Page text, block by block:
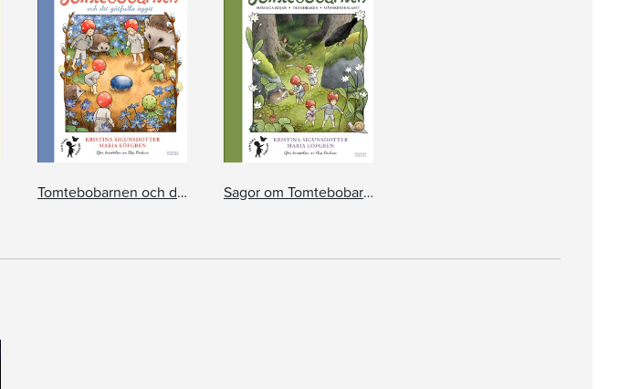
Tomtebobarnen och det gåtfulla ägget Sagor om Tomtebobarnen